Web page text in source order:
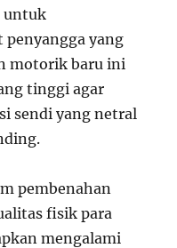
untuk
yang
motorik baru ini
tinggi agar
sendi yang netral
pembenahan
fisik para
mengalami